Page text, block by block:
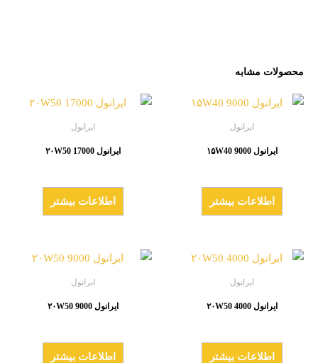
محصولات مشابه
ایرانول
ایرانول ۱۵W40 9000
اطلاعات بیشتر
ایرانول
ایرانول ۲۰W50 17000
اطلاعات بیشتر
ایرانول
ایرانول ۲۰W50 4000
اطلاعات بیشتر
ایرانول
ایرانول ۲۰W50 9000
اطلاعات بیشتر